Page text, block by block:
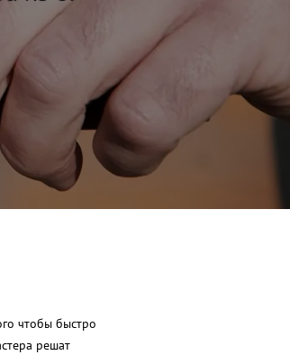
чтобы быстро
решат